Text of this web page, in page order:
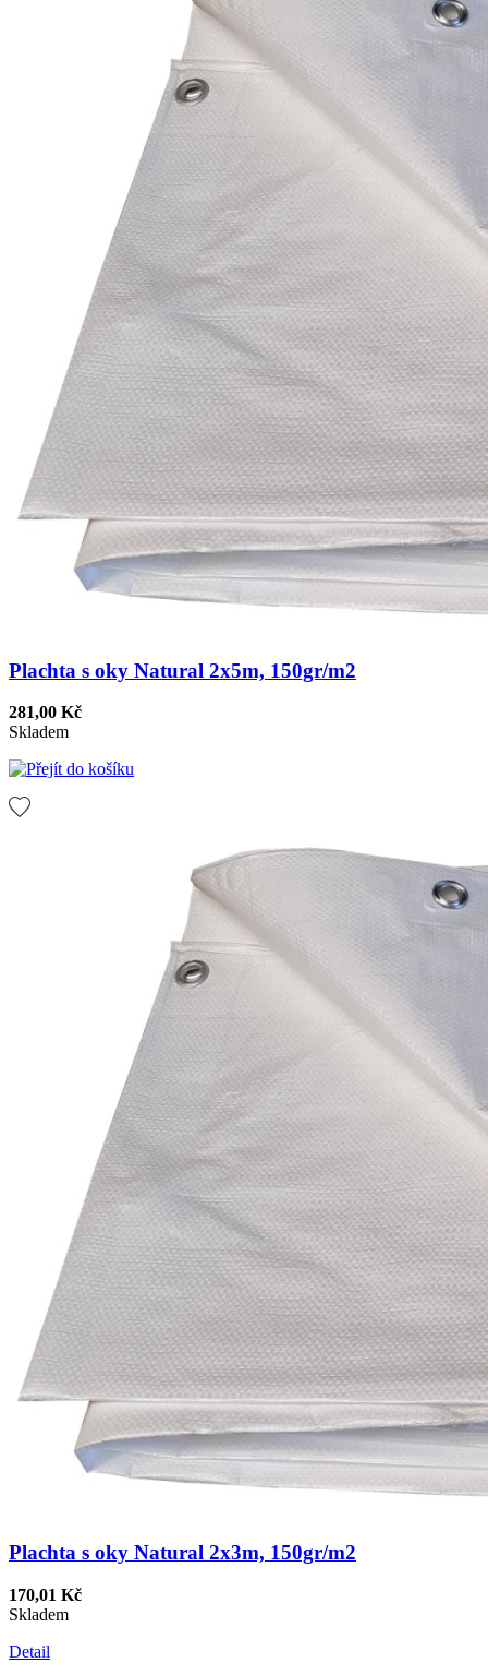
Plachta s oky Natural 2x5m, 150gr/m2
281,00 Kč
Skladem
Plachta s oky Natural 2x3m, 150gr/m2
170,01 Kč
Skladem
Detail